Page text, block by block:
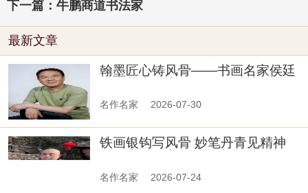
下一篇：牛鹏商道书法家
最新文章
翰墨匠心铸风骨——书画名家侯廷
名作名家 2026-07-30
铁画银钩写风骨 妙笔丹青见精神
名作名家 2026-07-24